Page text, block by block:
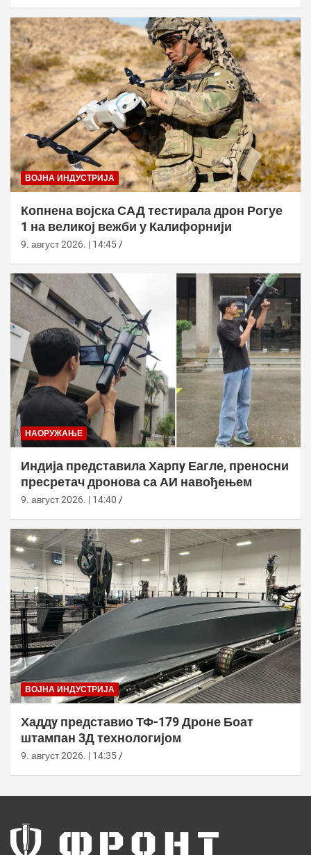
ВОЈНА ИНДУСТРИЈА
Копнена војска САД тестирала дрон Рогуе
1 на великој вежби у Калифорнији
9. август 2026. | 14:45
НАОРУЖАЊЕ
Индија представила Харпy Еагле, преносни
пресретач дронова са АИ навођењем
9. август 2026. | 14:40
ВОЈНА ИНДУСТРИЈА
Хаддy представио ТФ-179 Дроне Боат
штампан 3Д технологијом
9. август 2026. | 14:35